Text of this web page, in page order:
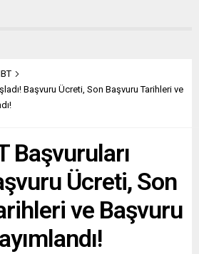
Başvuru Ücreti, Son Başvuru Tarihleri ve
Başvuruları
Ücreti, Son
ve Başvuru